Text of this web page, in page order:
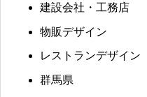
建設会社・工務店
物販デザイン
レストランデザイン
群馬県